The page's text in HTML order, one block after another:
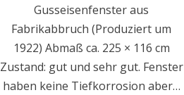
Gusseisenfenster aus
Fabrikabbruch (Produziert um
1922) Abmaß ca. 225 × 116 cm
Zustand: gut und sehr gut. Fenster
haben keine Tiefkorrosion aber…